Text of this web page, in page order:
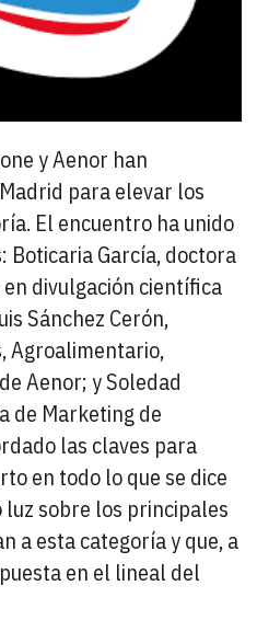
y Aenor han
para elevar los
El encuentro ha unido
Boticaria García, doctora
divulgación científica
Sánchez Cerón,
Agroalimentario,
Aenor; y Soledad
de Marketing de
las claves para
en todo lo que se dice
sobre los principales
a esta categoría y que, a
en el lineal del